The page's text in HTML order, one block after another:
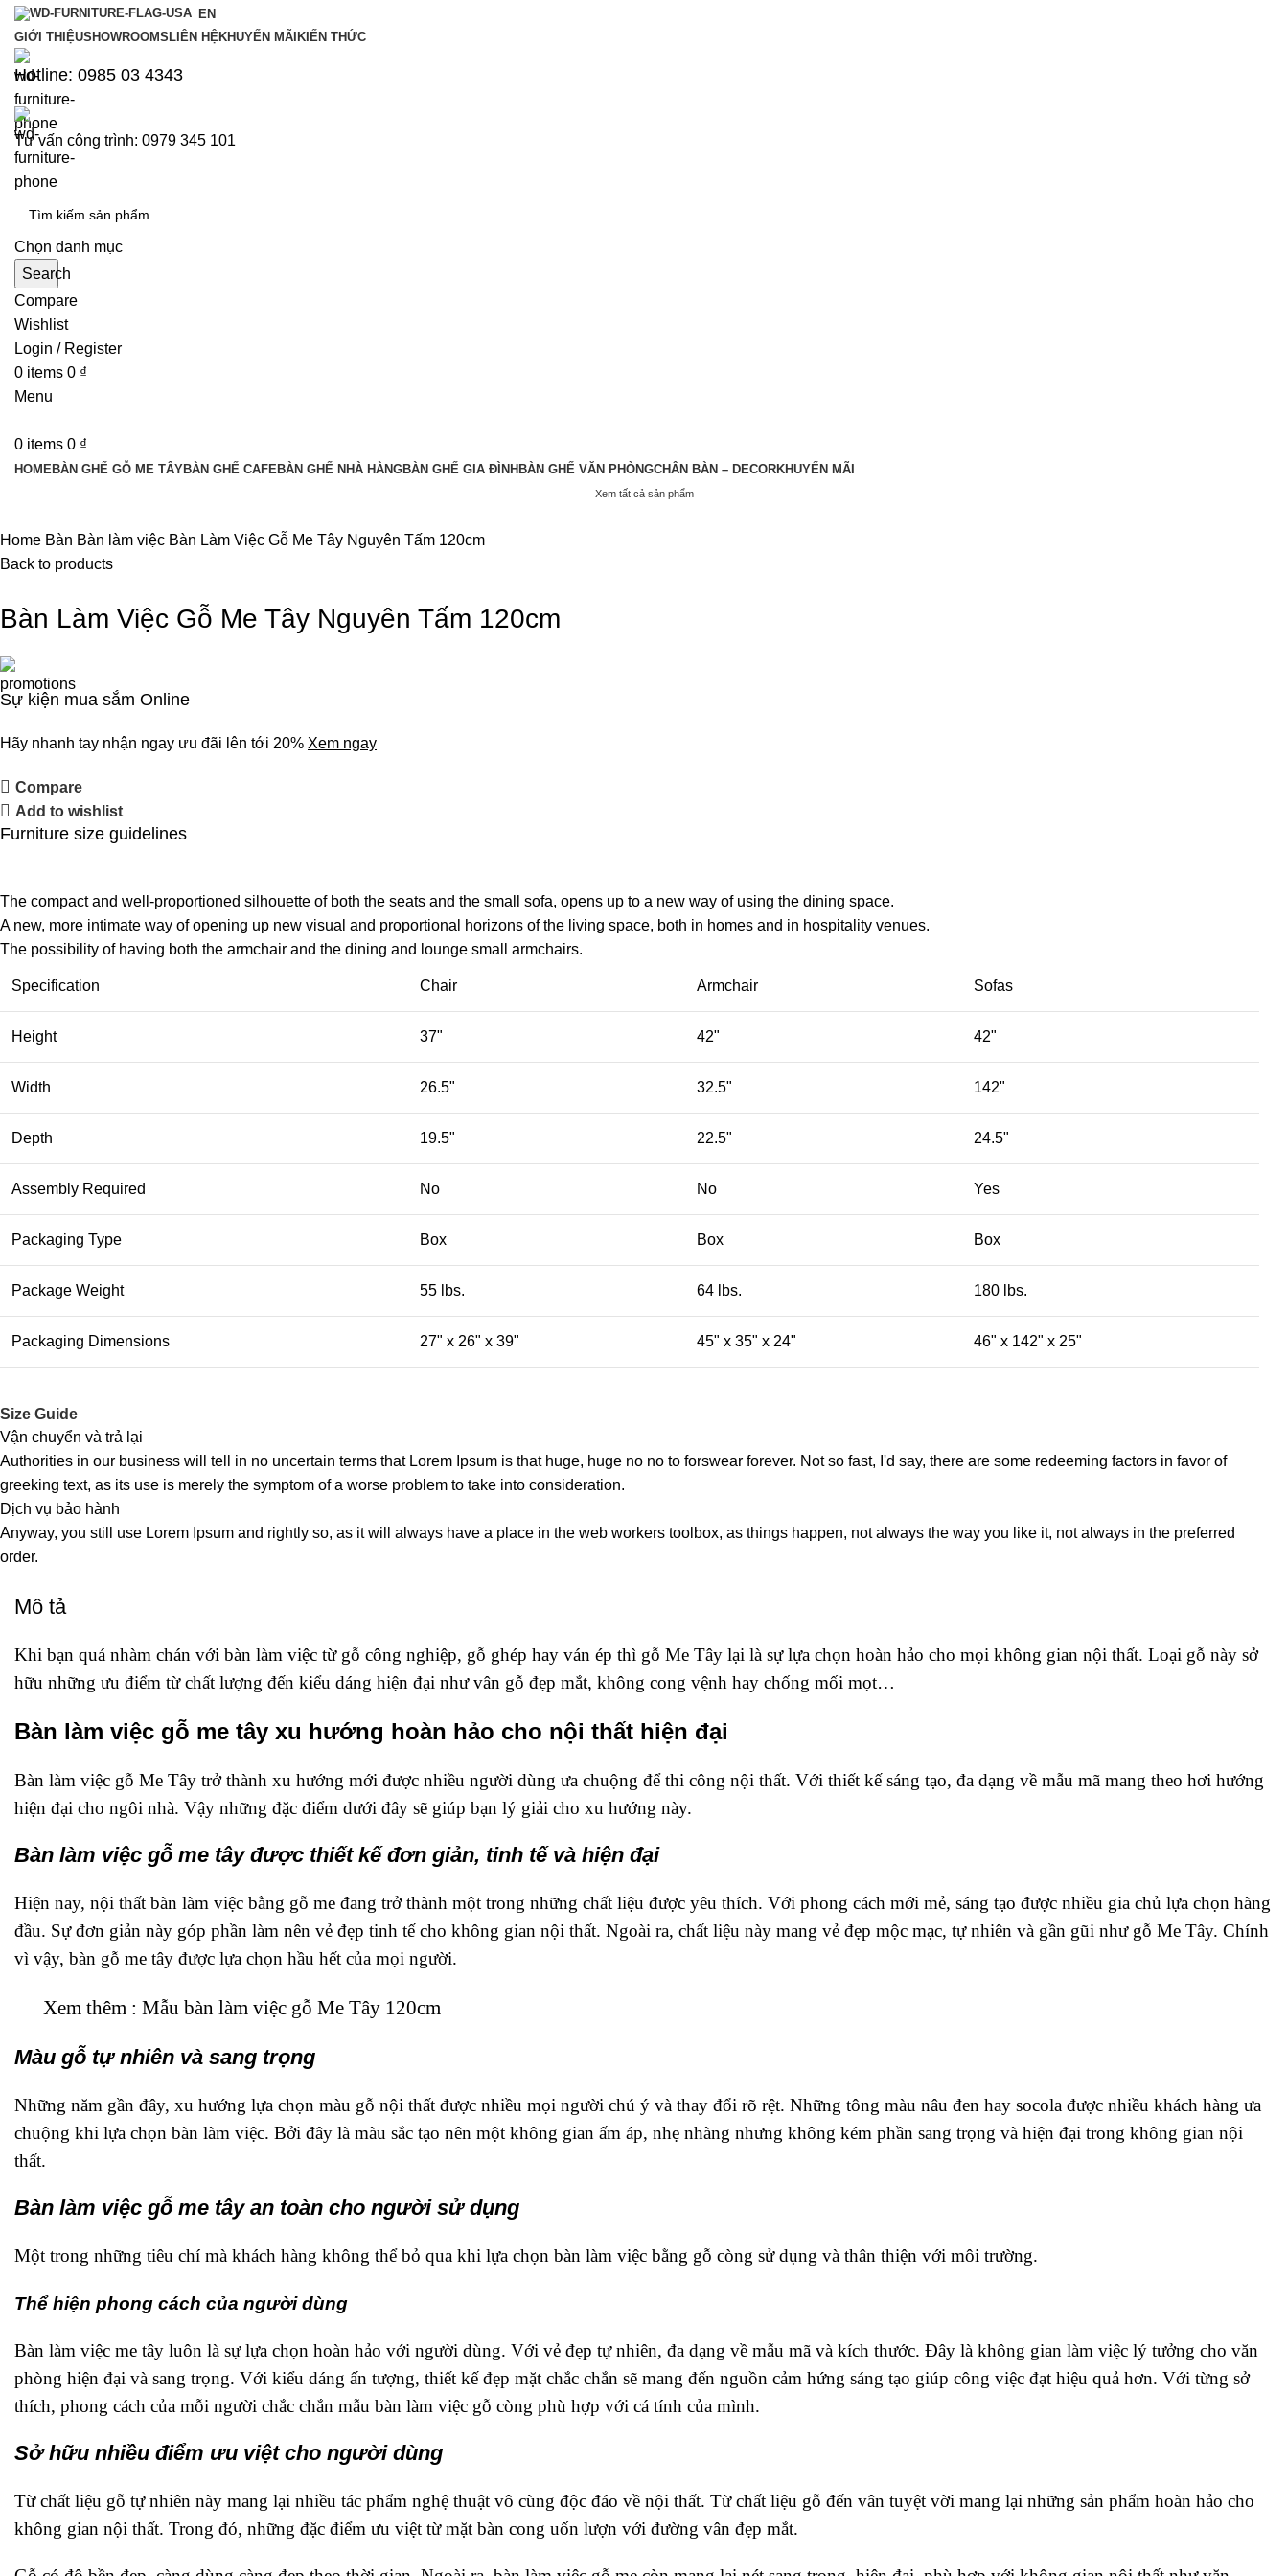
EN
GIỚI THIỆUSHOWROOMS LIÊN HỆKHUYẾN MÃI KIẾN THỨC
Hotline: 0985 03 4343
Tư vấn công trình: 0979 345 101
Chọn danh mục
Search
Compare
Wishlist
Login / Register
0 items 0 ₫
Menu
0 items 0 ₫
HOMEBÀN GHẾ GỖ ME TÂYBÀN GHẾ CAFEBÀN GHẾ NHÀ HÀNGBÀN GHẾ GIA ĐÌNH BÀN GHẾ VĂN PHÒNGCHÂN BÀN – DECORKHUYẾN MÃI
Xem tất cả sản phẩm
Home Bàn Bàn làm việc Bàn Làm Việc Gỗ Me Tây Nguyên Tấm 120cm
Back to products
Bàn Làm Việc Gỗ Me Tây Nguyên Tấm 120cm
Sự kiện mua sắm Online
Hãy nhanh tay nhận ngay ưu đãi lên tới 20% Xem ngay
Compare
Add to wishlist
Furniture size guidelines
The compact and well-proportioned silhouette of both the seats and the small sofa, opens up to a new way of using the dining space.
A new, more intimate way of opening up new visual and proportional horizons of the living space, both in homes and in hospitality venues.‎
The possibility of having both the armchair and the dining and lounge small armchairs.
Specification Chair Armchair Sofas
Height 37" 42" 42"
Width 26.5" 32.5" 142"
Depth 19.5" 22.5" 24.5"
Assembly Required No No Yes
Packaging Type Box Box Box
Package Weight 55 lbs. 64 lbs. 180 lbs.
Packaging Dimensions 27" x 26" x 39" 45" x 35" x 24" 46" x 142" x 25"
Size Guide
Vận chuyển và trả lại
Authorities in our business will tell in no uncertain terms that Lorem Ipsum is that huge, huge no no to forswear forever. Not so fast, I'd say, there are some redeeming factors in favor of
greeking text, as its use is merely the symptom of a worse problem to take into consideration.
Dịch vụ bảo hành
Anyway, you still use Lorem Ipsum and rightly so, as it will always have a place in the web workers toolbox, as things happen, not always the way you like it, not always in the preferred
order.
Mô tả
Khi bạn quá nhàm chán với bàn làm việc từ gỗ công nghiệp, gỗ ghép hay ván ép thì gỗ Me Tây lại là sự lựa chọn hoàn hảo cho mọi không gian nội thất. Loại gỗ này sở
hữu những ưu điểm từ chất lượng đến kiểu dáng hiện đại như vân gỗ đẹp mắt, không cong vệnh hay chống mối mọt…
Bàn làm việc gỗ me tây xu hướng hoàn hảo cho nội thất hiện đại
Bàn làm việc gỗ Me Tây trở thành xu hướng mới được nhiều người dùng ưa chuộng để thi công nội thất. Với thiết kế sáng tạo, đa dạng về mẫu mã mang theo hơi hướng
hiện đại cho ngôi nhà. Vậy những đặc điểm dưới đây sẽ giúp bạn lý giải cho xu hướng này.
Bàn làm việc gỗ me tây được thiết kế đơn giản, tinh tế và hiện đại
Hiện nay, nội thất bàn làm việc bằng gỗ me đang trở thành một trong những chất liệu được yêu thích. Với phong cách mới mẻ, sáng tạo được nhiều gia chủ lựa chọn hàng
đầu. Sự đơn giản này góp phần làm nên vẻ đẹp tinh tế cho không gian nội thất. Ngoài ra, chất liệu này mang vẻ đẹp mộc mạc, tự nhiên và gần gũi như gỗ Me Tây. Chính
vì vậy, bàn gỗ me tây được lựa chọn hầu hết của mọi người.
Xem thêm : Mẫu bàn làm việc gỗ Me Tây 120cm
Màu gỗ tự nhiên và sang trọng
Những năm gần đây, xu hướng lựa chọn màu gỗ nội thất được nhiều mọi người chú ý và thay đổi rõ rệt. Những tông màu nâu đen hay socola được nhiều khách hàng ưa
chuộng khi lựa chọn bàn làm việc. Bởi đây là màu sắc tạo nên một không gian ấm áp, nhẹ nhàng nhưng không kém phần sang trọng và hiện đại trong không gian nội
thất.
Bàn làm việc gỗ me tây an toàn cho người sử dụng
Một trong những tiêu chí mà khách hàng không thể bỏ qua khi lựa chọn bàn làm việc bằng gỗ còng sử dụng và thân thiện với môi trường.
Thể hiện phong cách của người dùng
Bàn làm việc me tây luôn là sự lựa chọn hoàn hảo với người dùng. Với vẻ đẹp tự nhiên, đa dạng về mẫu mã và kích thước. Đây là không gian làm việc lý tưởng cho văn
phòng hiện đại và sang trọng. Với kiểu dáng ấn tượng, thiết kế đẹp mặt chắc chắn sẽ mang đến nguồn cảm hứng sáng tạo giúp công việc đạt hiệu quả hơn. Với từng sở
thích, phong cách của mỗi người chắc chắn mẫu bàn làm việc gỗ còng phù hợp với cá tính của mình.
Sở hữu nhiều điểm ưu việt cho người dùng
Từ chất liệu gỗ tự nhiên này mang lại nhiều tác phẩm nghệ thuật vô cùng độc đáo về nội thất. Từ chất liệu gỗ đến vân tuyệt vời mang lại những sản phẩm hoàn hảo cho
không gian nội thất. Trong đó, những đặc điểm ưu việt từ mặt bàn cong uốn lượn với đường vân đẹp mắt.